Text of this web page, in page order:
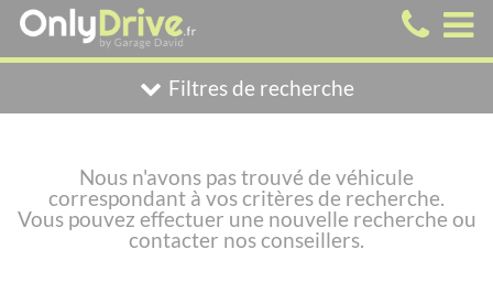
Filtres de recherche
Nous n'avons pas trouvé de véhicule
correspondant à vos critères de recherche.
Vous pouvez effectuer une nouvelle recherche ou
contacter nos conseillers.